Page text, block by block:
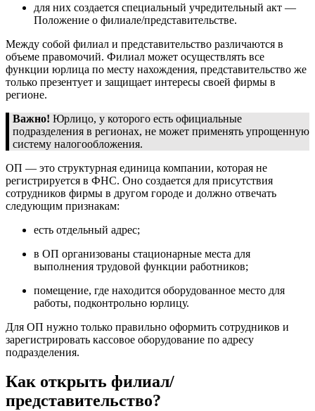
для них создается специальный учредительный акт —
Положение о филиале/представительстве.
Между собой филиал и представительство различаются в
объеме правомочий. Филиал может осуществлять все
функции юрлица по месту нахождения, представительство же
только презентует и защищает интересы своей фирмы в
регионе.
Важно! Юрлицо, у которого есть официальные
подразделения в регионах, не может применять упрощенную
систему налогообложения.
ОП — это структурная единица компании, которая не
регистрируется в ФНС. Оно создается для присутствия
сотрудников фирмы в другом городе и должно отвечать
следующим признакам:
есть отдельный адрес;
в ОП организованы стационарные места для
выполнения трудовой функции работников;
помещение, где находится оборудованное место для
работы, подконтрольно юрлицу.
Для ОП нужно только правильно оформить сотрудников и
зарегистрировать кассовое оборудование по адресу
подразделения.
Как открыть филиал/
представительство?